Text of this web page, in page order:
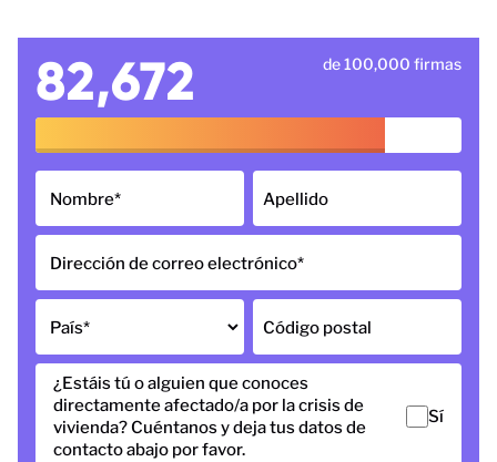
82,672 de 100,000 firmas
Nombre* Apellido
Dirección de correo electrónico*
País* Código postal
¿Estáis tú o alguien que conoces
directamente afectado/a por la crisis de
vivienda? Cuéntanos y deja tus datos de
contacto abajo por favor.
Sí